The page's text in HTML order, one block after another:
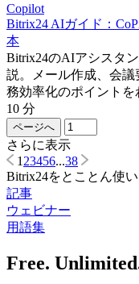
Copilot
Bitrix24 AIガイド：
本
Bitrix24のAIアシスタ
説。メール作成、会
務効率化のポイントを
10 分
ページへ
さらに表示
1 23456...38
Bitrix24をとことん使
記事
ウェビナー
用語集
Free.